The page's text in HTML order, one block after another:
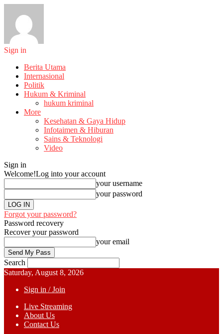
Sign in
Berita Utama
Internasional
Politik
Hukum & Kriminal
hukum kriminal
More
Kesehatan & Gaya Hidup
Infotaimen & Hiburan
Sains & Teknologi
Video
Sign in
Welcome!Log into your account
your username
your password
Forgot your password?
Password recovery
Recover your password
your email
Search
Saturday, August 8, 2026
Sign in / Join
Live Streaming
About Us
Contact Us